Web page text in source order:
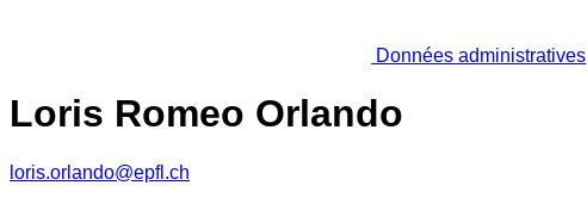
Données administratives
Loris Romeo Orlando
loris.orlando@epfl.ch